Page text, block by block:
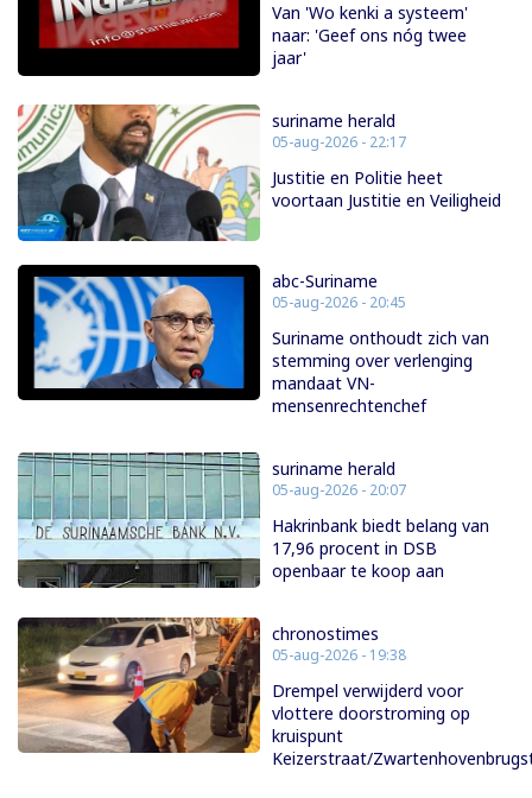
Van 'Wo kenki a systeem'
naar: 'Geef ons nóg twee
jaar'
suriname herald
05-aug-2026 - 22:17
Justitie en Politie heet
voortaan Justitie en Veiligheid
abc-Suriname
05-aug-2026 - 20:45
Suriname onthoudt zich van
stemming over verlenging
mandaat VN-
mensenrechtenchef
suriname herald
05-aug-2026 - 20:07
Hakrinbank biedt belang van
17,96 procent in DSB
openbaar te koop aan
chronostimes
05-aug-2026 - 19:38
Drempel verwijderd voor
vlottere doorstroming op
kruispunt
Keizerstraat/